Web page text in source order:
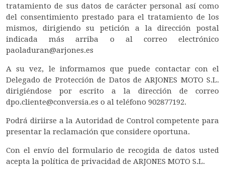
tratamiento de sus datos de carácter personal así como
del consentimiento prestado para el tratamiento de los
mismos, dirigiendo su petición a la dirección postal
indicada más arriba o al correo electrónico
paoladuran@arjones.es
A su vez, le informamos que puede contactar con el
Delegado de Protección de Datos de ARJONES MOTO S.L.
dirigiéndose por escrito a la dirección de correo
dpo.cliente@conversia.es o al teléfono 902877192.
Podrá diriirse a la Autoridad de Control competente para
presentar la reclamación que considere oportuna.
Con el envío del formulario de recogida de datos usted
acepta la política de privacidad de ARJONES MOTO S.L.